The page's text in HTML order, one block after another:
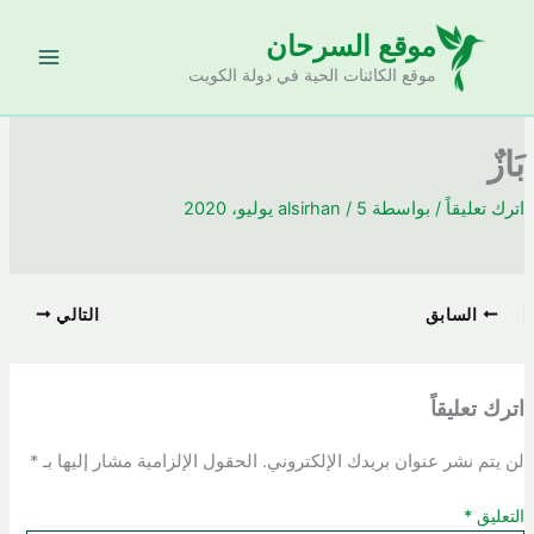
موقع السرحان
موقع الكائنات الحية في دولة الكويت
بَازٌ
اترك تعليقاً / بواسطة alsirhan/ 5 يوليو، 2020
السابق التالي
اترك تعليقاً
لن يتم نشر عنوان بريدك الإلكتروني. الحقول الإلزامية مشار إليها بـ *
التعليق *